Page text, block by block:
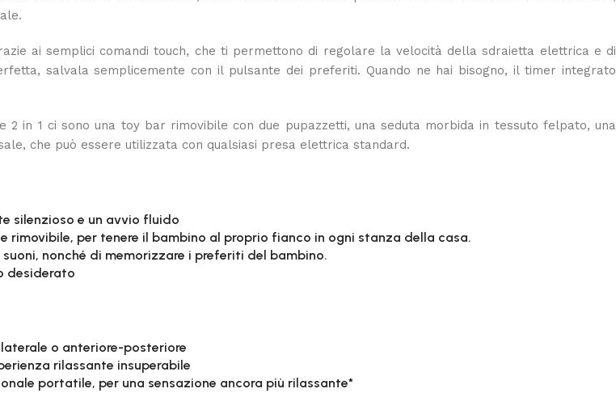
ai semplici comandi touch, che ti permettono di regolare la velocità della sdraietta elettrica e di
salvala semplicemente con il pulsante dei preferiti. Quando ne hai bisogno, il timer integrato
in 1 ci sono una toy bar rimovibile con due pupazzetti, una seduta morbida in tessuto felpato, una
che può essere utilizzata con qualsiasi presa elettrica standard.
silenzioso e un avvio fluido
per tenere il bambino al proprio fianco in ogni stanza della casa.
nonché di memorizzare i preferiti del bambino.
desiderato
o anteriore-posteriore
rilassante insuperabile
portatile, per una sensazione ancora più rilassante*